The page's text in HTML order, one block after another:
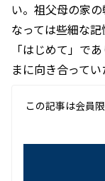
い。祖父母の家
なっては些細な
「はじめて」で
まに向き合ってい
この記事は会員